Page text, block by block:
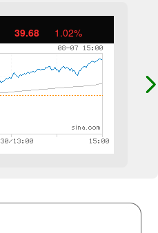
39.68 1.02%